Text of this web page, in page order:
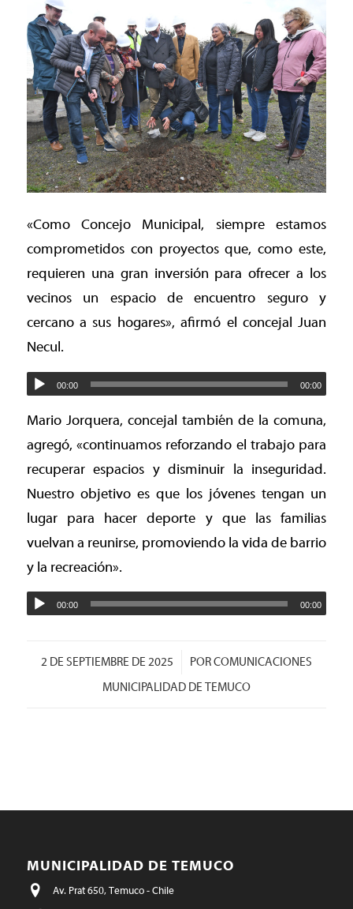
«Como Concejo Municipal, siempre estamos
comprometidos con proyectos que, como este,
requieren una gran inversión para ofrecer a los
vecinos un espacio de encuentro seguro y
cercano a sus hogares», afirmó el concejal Juan
Necul.
00:00 00:00
Mario Jorquera, concejal también de la comuna,
agregó, «continuamos reforzando el trabajo para
recuperar espacios y disminuir la inseguridad.
Nuestro objetivo es que los jóvenes tengan un
lugar para hacer deporte y que las familias
vuelvan a reunirse, promoviendo la vida de barrio
y la recreación».
00:00 00:00
2 DE SEPTIEMBRE DE 2025
/ PORCOMUNICACIONES
MUNICIPALIDAD DE TEMUCO
MUNICIPALIDAD DE TEMUCO
Av. Prat 650, Temuco - Chile